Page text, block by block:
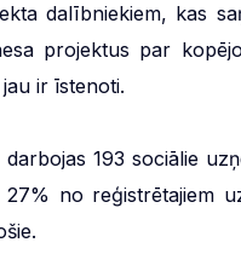
dalībniekiem, kas
projektus par
ir īstenoti.
193 sociālie
no reģistrētajiem